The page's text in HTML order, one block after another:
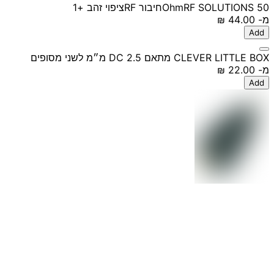
50 Ohm
RF SOLUTIONS חיבור RF ציפוי זהב +1
מ-
Add
CLEVER LITTLE BOX מתאם DC 2.5 מ״מ לשני מסופים
מ-
Add